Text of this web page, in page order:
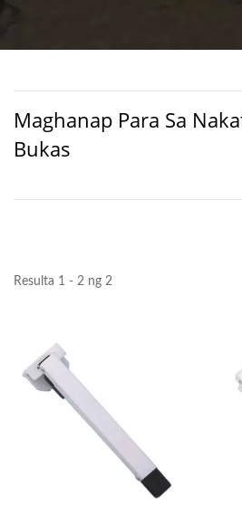
D&D
Maghanap Para Sa
Bukas
Resulta 1 - 2 ng 2